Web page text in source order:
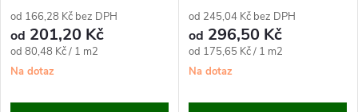
od 166,28 Kč bez DPH
od 201,20 Kč
Měrná
cena:
od 80,48 Kč / 1 m2
Na dotaz
od 245,04 Kč bez DPH
od 296,50 Kč
Měrná
cena:
od 175,65 Kč / 1 m2
Na dotaz